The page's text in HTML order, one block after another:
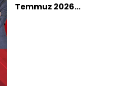
Temmuz 2026